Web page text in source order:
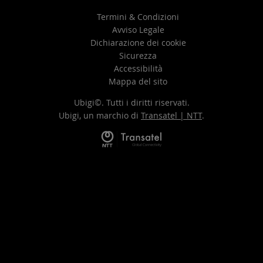
Termini & Condizioni
Avviso Legale
Dichiarazione dei cookie
Sicurezza
Accessibilità
Mappa del sito
Ubigi©. Tutti i diritti riservati.
Ubigi, un marchio di Transatel | NTT.